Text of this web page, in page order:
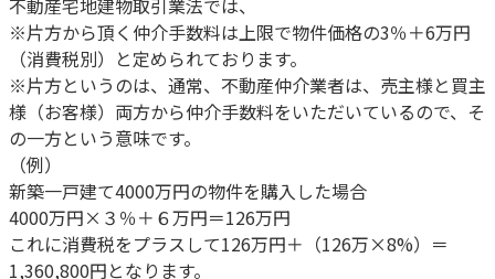
不動産宅地建物取引業法では、
※片方から頂く仲介手数料は上限で物件価格の3％＋6万円
（消費税別）と定められております。
※片方というのは、通常、不動産仲介業者は、売主様と買主
様（お客様）両方から仲介手数料をいただいているので、そ
の一方という意味です。
（例）
新築一戸建て4000万円の物件を購入した場合
4000万円×３％＋６万円＝126万円
これに消費税をプラスして126万円＋（126万×8%）＝
1,360,800円となります。